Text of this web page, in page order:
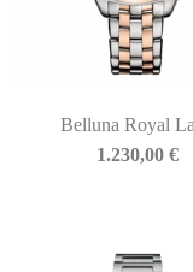
Belluna Royal
1.230,00 €